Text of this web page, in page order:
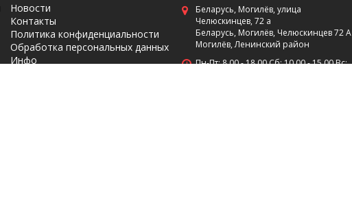
Новости
Контакты
Политика конфиденциальности
Обработка персональных данных
Инфо
Беларусь, Могилёв, улица
Челюскинцев, 72 а
Беларусь, Могилёв, Челюскинцев 72 А
Могилёв, Ленинский район
Пн-Пт: 8 00 - 18 00 Сб: 10 00 - 15 00 Вс: